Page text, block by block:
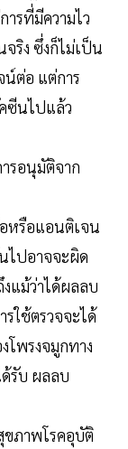
รที่มีความไว
ริง ซึ่งก็ไม่เป็น
ต่อ แต่การ
ซีนไปแล้ว
รอนุมัติจาก
หรือแอนติเจน
ไปอาจจะผิด
แม้ว่าได้ผลลบ
ใช้ตรวจจะได้
โพรงจมูกทาง
รับ ผลลบ
ขภาพโรคอุบัติ